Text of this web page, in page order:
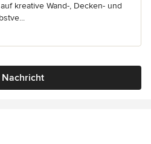
kreative Wand-, Decken- und
Nachricht